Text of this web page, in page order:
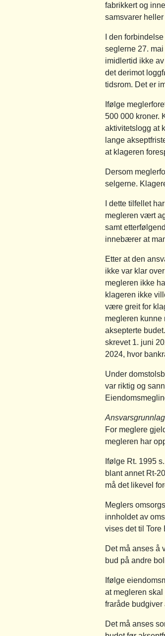
fabrikkert og
samsvarer
I den
seglerne 27.
imidlertid ikke
det derimot
tidsrom. Det er
Ifølge
500 000 kroner.
aktivitetslogg at
lange
at klageren
Dersom
selgerne.
I dette tilfellet
megleren vært
samt
innebærer at
Etter at den
ikke var klar
megleren ikke
klageren ikke
være greit for
megleren
aksepterte
skrevet 1. juni
2024, hvor
Under
var riktig og
Ansvarsgrunnlag
For meglere
megleren har
Ifølge Rt. 1995
blant annet Rt-
må det likevel
Meglers
innholdet av
vises det til Tore
Det må anses å
bud på andre
Ifølge
at megleren
fraråde budgiver
Det må anses